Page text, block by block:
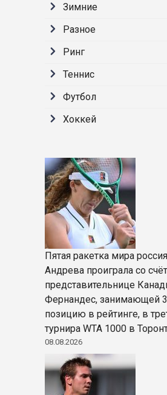
Зимние
Разное
Ринг
Теннис
Футбол
Хоккей
Пятая ракетка мира
Андрева проиграла со
представительнице
Фернандес, занимающей
позицию в рейтинге, в
турнира WTA 1000 в
08.08.2026